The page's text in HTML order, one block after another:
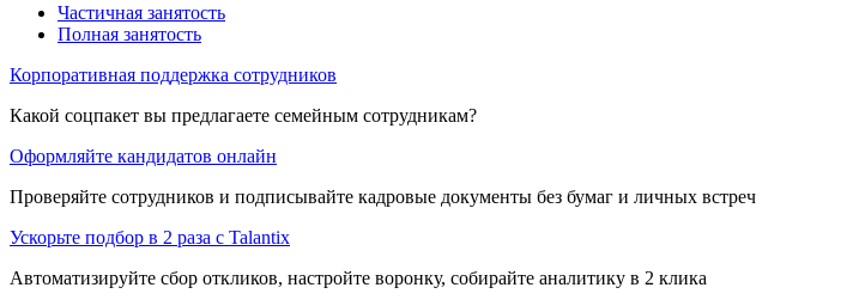
Частичная занятость
Полная занятость
Корпоративная поддержка сотрудников
Какой соцпакет вы предлагаете семейным сотрудникам?
Оформляйте кандидатов онлайн
Проверяйте сотрудников и подписывайте кадровые документы без бумаг и личных встреч
Ускорьте подбор в 2 раза с Talantix
Автоматизируйте сбор откликов, настройте воронку, собирайте аналитику в 2 клика